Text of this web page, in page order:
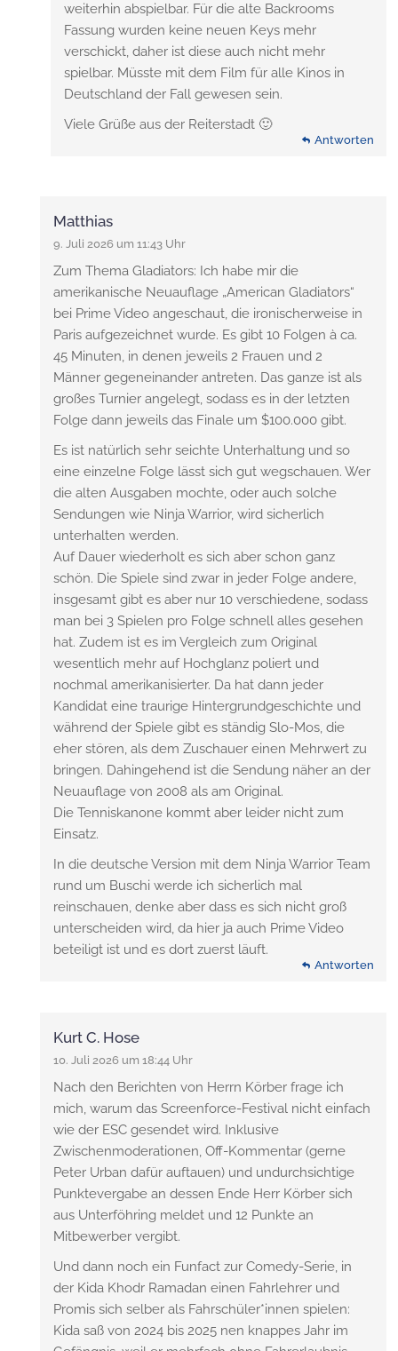
weiterhin abspielbar. Für die alte Backrooms
Fassung wurden keine neuen Keys mehr
verschickt, daher ist diese auch nicht mehr
spielbar. Müsste mit dem Film für alle Kinos in
Deutschland der Fall gewesen sein.
Viele Grüße aus der Reiterstadt 🙂
Antworten
Matthias
9. Juli 2026 um 11:43 Uhr
Zum Thema Gladiators: Ich habe mir die
amerikanische Neuauflage „American Gladiators“
bei Prime Video angeschaut, die ironischerweise in
Paris aufgezeichnet wurde. Es gibt 10 Folgen à ca.
45 Minuten, in denen jeweils 2 Frauen und 2
Männer gegeneinander antreten. Das ganze ist als
großes Turnier angelegt, sodass es in der letzten
Folge dann jeweils das Finale um $100.000 gibt.
Es ist natürlich sehr seichte Unterhaltung und so
eine einzelne Folge lässt sich gut wegschauen. Wer
die alten Ausgaben mochte, oder auch solche
Sendungen wie Ninja Warrior, wird sicherlich
unterhalten werden.
Auf Dauer wiederholt es sich aber schon ganz
schön. Die Spiele sind zwar in jeder Folge andere,
insgesamt gibt es aber nur 10 verschiedene, sodass
man bei 3 Spielen pro Folge schnell alles gesehen
hat. Zudem ist es im Vergleich zum Original
wesentlich mehr auf Hochglanz poliert und
nochmal amerikanisierter. Da hat dann jeder
Kandidat eine traurige Hintergrundgeschichte und
während der Spiele gibt es ständig Slo-Mos, die
eher stören, als dem Zuschauer einen Mehrwert zu
bringen. Dahingehend ist die Sendung näher an der
Neuauflage von 2008 als am Original.
Die Tenniskanone kommt aber leider nicht zum
Einsatz.
In die deutsche Version mit dem Ninja Warrior Team
rund um Buschi werde ich sicherlich mal
reinschauen, denke aber dass es sich nicht groß
unterscheiden wird, da hier ja auch Prime Video
beteiligt ist und es dort zuerst läuft.
Antworten
Kurt C. Hose
10. Juli 2026 um 18:44 Uhr
Nach den Berichten von Herrn Körber frage ich
mich, warum das Screenforce-Festival nicht einfach
wie der ESC gesendet wird. Inklusive
Zwischenmoderationen, Off-Kommentar (gerne
Peter Urban dafür auftauen) und undurchsichtige
Punktevergabe an dessen Ende Herr Körber sich
aus Unterföhring meldet und 12 Punkte an
Mitbewerber vergibt.
Und dann noch ein Funfact zur Comedy-Serie, in
der Kida Khodr Ramadan einen Fahrlehrer und
Promis sich selber als Fahrschüler*innen spielen:
Kida saß von 2024 bis 2025 nen knappes Jahr im